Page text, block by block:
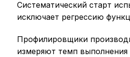
Систематический старт
исключает регрессию
Профилировщики
измеряют темп